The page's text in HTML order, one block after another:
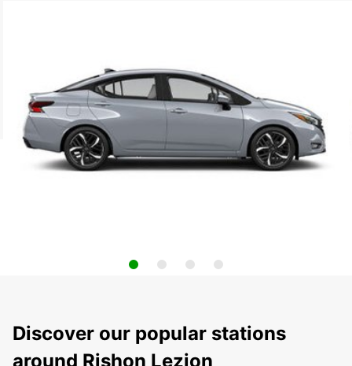
Discover our popular stations
around Rishon Lezion